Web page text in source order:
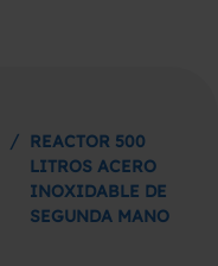
/ REACTOR 500
LITROS ACERO
INOXIDABLE DE
SEGUNDA MANO